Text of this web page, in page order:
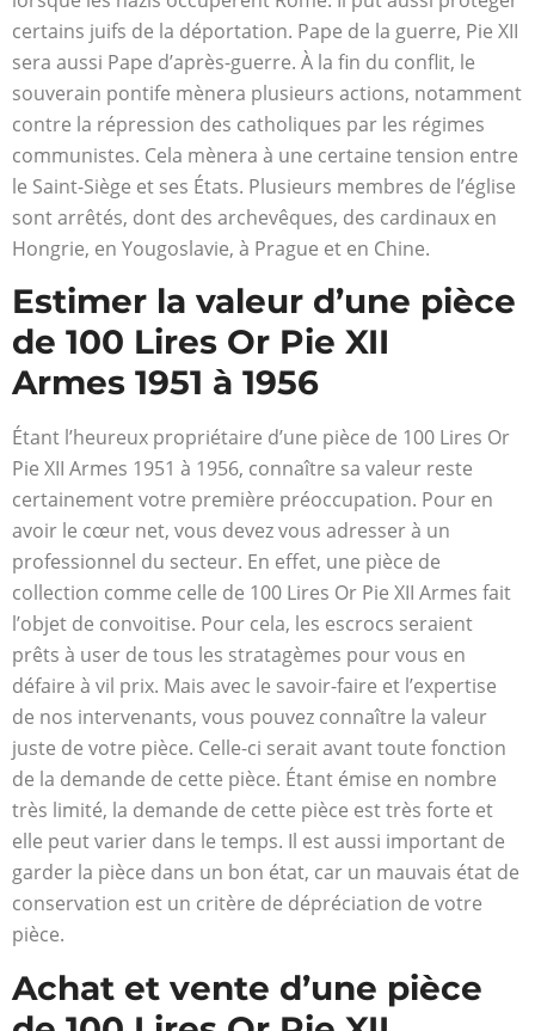
certains juifs de la déportation. Pape de la guerre, Pie XII
sera aussi Pape d’après-guerre. À la fin du conflit, le
souverain pontife mènera plusieurs actions, notamment
contre la répression des catholiques par les régimes
communistes. Cela mènera à une certaine tension entre
le Saint-Siège et ses États. Plusieurs membres de l’église
sont arrêtés, dont des archevêques, des cardinaux en
Hongrie, en Yougoslavie, à Prague et en Chine.
Estimer la valeur d’une pièce
de 100 Lires Or Pie XII
Armes 1951 à 1956
Étant l’heureux propriétaire d’une pièce de 100 Lires Or
Pie XII Armes 1951 à 1956, connaître sa valeur reste
certainement votre première préoccupation. Pour en
avoir le cœur net, vous devez vous adresser à un
professionnel du secteur. En effet, une pièce de
collection comme celle de 100 Lires Or Pie XII Armes fait
l’objet de convoitise. Pour cela, les escrocs seraient
prêts à user de tous les stratagèmes pour vous en
défaire à vil prix. Mais avec le savoir-faire et l’expertise
de nos intervenants, vous pouvez connaître la valeur
juste de votre pièce. Celle-ci serait avant toute fonction
de la demande de cette pièce. Étant émise en nombre
très limité, la demande de cette pièce est très forte et
elle peut varier dans le temps. Il est aussi important de
garder la pièce dans un bon état, car un mauvais état de
conservation est un critère de dépréciation de votre
pièce.
Achat et vente d’une pièce